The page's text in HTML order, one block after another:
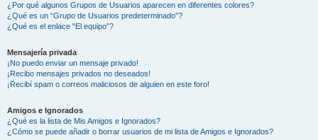
¿Por qué algunos Grupos de Usuarios aparecen en diferentes colores?
¿Qué es un “Grupo de Usuarios predeterminado”?
¿Qué es el enlace “El equipo”?
Mensajería privada
¡No puedo enviar un mensaje privado!
¡Recibo mensajes privados no deseados!
¡Recibí spam o correos maliciosos de alguien en este foro!
Amigos e Ignorados
¿Qué es la lista de Mis Amigos e Ignorados?
¿Cómo se puede añadir o borrar usuarios de mi lista de Amigos e Ignorados?